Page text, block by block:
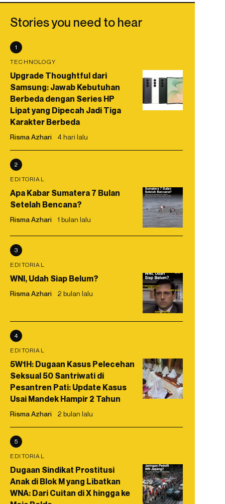
Stories you need to hear
1
TECHNOLOGY
Upgrade Thoughtful dari
Samsung: Jawab Kebutuhan
Berbeda dengan Series HP
Lipat yang Dipecah Jadi Tiga
Karakter Berbeda
Risma Azhari 4 hari lalu
2
EDITORIAL
Apa Kabar Sumatera 7 Bulan
Setelah Bencana?
Risma Azhari 1 bulan lalu
3
EDITORIAL
WNI, Udah Siap Belum?
Risma Azhari 2 bulan lalu
4
EDITORIAL
5W1H: Dugaan Kasus Pelecehan
Seksual 50 Santriwati di
Pesantren Pati: Update Kasus
Usai Mandek Hampir 2 Tahun
Risma Azhari 2 bulan lalu
5
EDITORIAL
Dugaan Sindikat Prostitusi
Anak di Blok M yang Libatkan
WNA: Dari Cuitan di X hingga ke